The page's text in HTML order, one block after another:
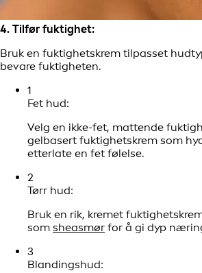
4. Tilfør fuktighet:
Bruk en fuktighetskrem tilpasset
bevare fuktigheten.
1
Fet hud:
Velg en ikke-fet, mattende
gelbasert fuktighetskrem som
etterlate en fet følelse.
2
Tørr hud:
Bruk en rik, kremet
som sheasmør for å gi dyp
3
Blandingshud: